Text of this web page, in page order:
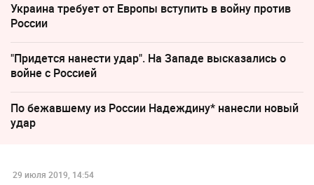
Украина требует от Европы вступить в войну против
России
"Придется нанести удар". На Западе высказались о
войне с Россией
По бежавшему из России Надеждину* нанесли новый
удар
29 июля 2019, 14:54